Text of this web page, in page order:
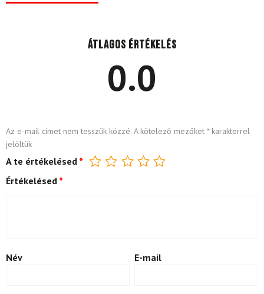
Átlagos értékelés
0.0
Az e-mail címet nem tesszük közzé. A kötelező mezőket *karakterrel
jelöltük
A te értékelésed *
Értékelésed *
Név E-mail